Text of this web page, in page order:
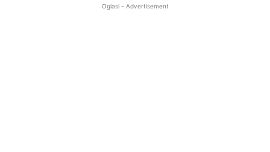
Oglasi - Advertisement